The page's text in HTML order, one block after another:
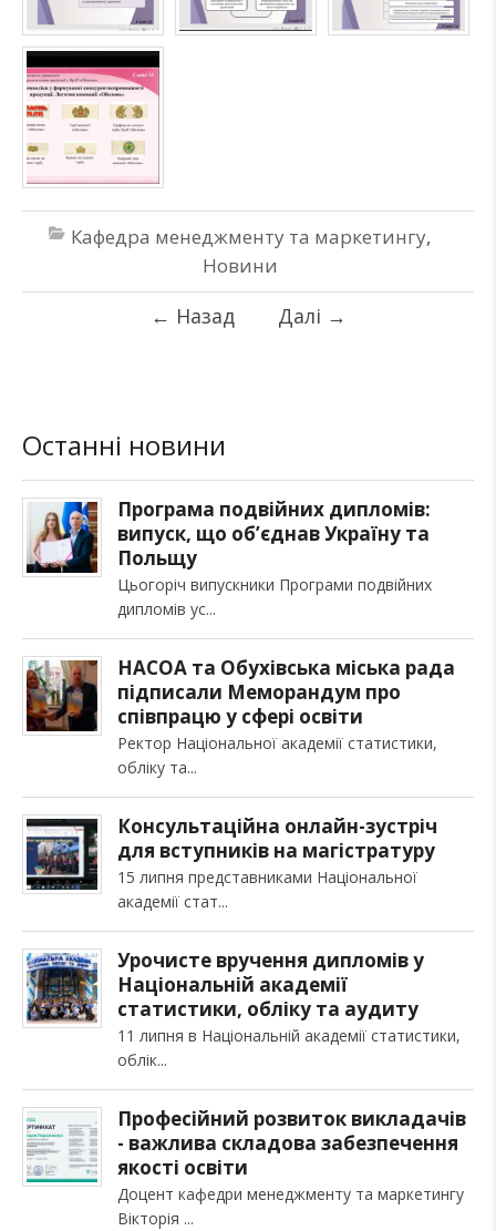
Кафедра менеджменту та маркетингу,
Новини
← Назад Далі →
Останні новини
Програма подвійних дипломів:
випуск, що об’єднав Україну та
Польщу
Цьогоріч випускники Програми подвійних
дипломів ус
НАСОА та Обухівська міська рада
підписали Меморандум про
співпрацю у сфері освіти
Ректор Національної академії статистики,
обліку та
Консультаційна онлайн-зустріч
для вступників на магістратуру
15 липня представниками Національної
академії стат
Урочисте вручення дипломів у
Національній академії
статистики, обліку та аудиту
11 липня в Національній академії статистики,
облік
Професійний розвиток викладачів
- важлива складова забезпечення
якості освіти
Доцент кафедри менеджменту та маркетингу
Вікторія